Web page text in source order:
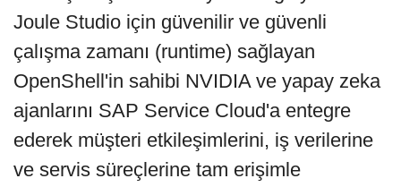
Joule Studio için güvenilir ve güvenli
çalışma zamanı (runtime) sağlayan
OpenShell'in sahibi NVIDIA ve yapay zeka
ajanlarını SAP Service Cloud'a entegre
ederek müşteri etkileşimlerini, iş verilerine
ve servis süreçlerine tam erişimle